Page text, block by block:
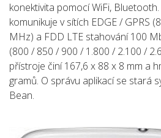
konektivita pomocí WiFi,
komunikuje v sítích EDGE / GPRS
MHz) a FDD LTE stahování 100
(800 / 850 / 900 / 1.800 / 2.100 /
přístroje činí 167,6 x 88 x 8 mm a
gramů. O správu aplikací se stará
Bean.